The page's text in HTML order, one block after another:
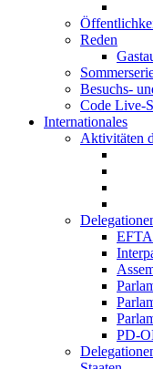
Reden
Besuchs-
Code Live-
Internationales
Aktivitäten
PD-